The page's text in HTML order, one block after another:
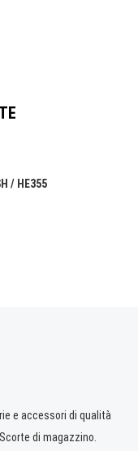
/ HE355
e accessori di qualità
di magazzino.